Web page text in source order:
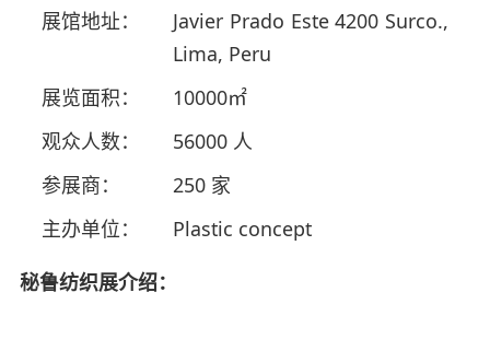
展馆地址：
Javier Prado Este 4200 Surco.,
Lima, Peru
展览面积：
10000㎡
观众人数：
56000 人
参展商：
250 家
主办单位：
Plastic concept
秘鲁纺织展介绍：